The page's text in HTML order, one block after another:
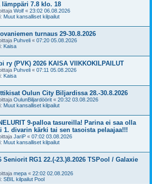
lämppäri 7.8 klo. 18
Wolf « 23:02 06.08.2026
Muut kansalliset kilpailut
turnaus 29-30.8.2026
Puhveli « 07:20 05.08.2026
Kaisa
ry (PVK) 2026 KAISA VIIKKOKILPAILUT
Puhveli « 07:11 05.08.2026
Kaisa
Oulun City Biljardissa 28.-30.8.2026
OulunBiljardöörit « 20:32 03.08.2026
Muut kansalliset kilpailut
9-palloa tasureilla! Parina ei saa olla
1. divarin kärki tai sen tasoista pelaajaa!!!
JariP « 07:02 03.08.2026
Muut kansalliset kilpailut
Seniorit RG1 22.(-23.)8.2026 TSPool / Galaxie
mepa « 22:02 02.08.2026
SBIL kilpailut Pool